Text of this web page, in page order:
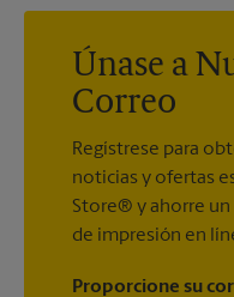
Únase a
Correo
Regístrese para
noticias y ofertas
Store® y ahorre un
de impresión en
Proporcione su